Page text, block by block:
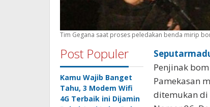
Tim Gegana saat proses peledakan benda mirip
Post Populer
Kamu Wajib Banget
Tahu, 3 Modem Wifi
4G Terbaik ini Dijamin
Penjinak
Pamekasan
ditemukan di